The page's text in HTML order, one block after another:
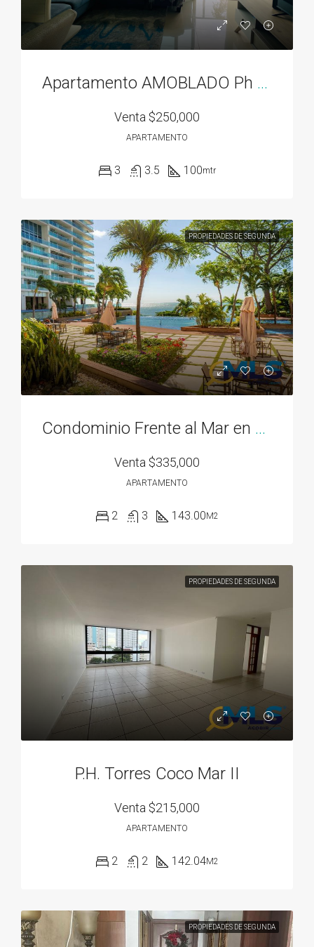
Apartamento AMOBLADO Ph Residencias del Sol acceso directo al Parque Omar
Venta $250,000
APARTAMENTO
3 3.5 100mtr
PROPIEDADES DE SEGUNDA
Condominio Frente al Mar en Bahía Gorgona
Venta $335,000
APARTAMENTO
2 3 143.00M2
PROPIEDADES DE SEGUNDA
P.H. Torres Coco Mar II
Venta $215,000
APARTAMENTO
2 2 142.04M2
PROPIEDADES DE SEGUNDA